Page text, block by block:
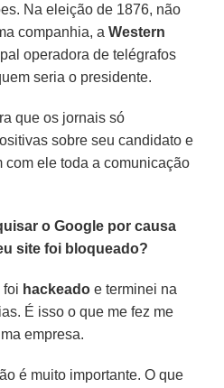
Na eleição de 1876, não
companhia, aWestern
operadora de telégrafos
seria o presidente.
que os jornais só
sobre seu candidato e
com ele toda a comunicação
o Google por causa
site foi bloqueado?
foi hackeado e terminei na
É isso o que me fez me
empresa.
é muito importante. O que